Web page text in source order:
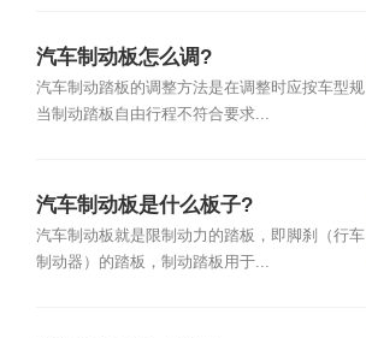
汽车制动板怎么调?
汽车制动踏板的调整方法是在调整时应按车型规
当制动踏板自由行程不符合要求...
汽车制动板是什么板子?
汽车制动板就是限制动力的踏板，即脚刹（行车
制动器）的踏板，制动踏板用于...